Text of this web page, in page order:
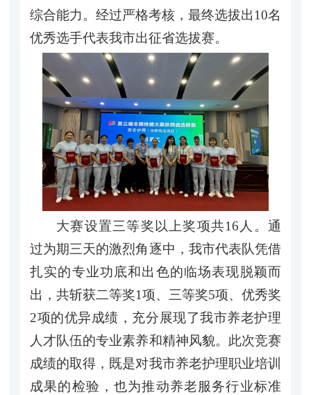
综合能力。经过严格考核，最终选拔出10名
优秀选手代表我市出征省选拔赛。
大赛设置三等奖以上奖项共16人。通
过为期三天的激烈角逐中，我市代表队凭借
扎实的专业功底和出色的临场表现脱颖而
出，共斩获二等奖1项、三等奖5项、优秀奖
2项的优异成绩，充分展现了我市养老护理
人才队伍的专业素养和精神风貌。此次竞赛
成绩的取得，既是对我市养老护理职业培训
成果的检验，也为推动养老服务行业标准